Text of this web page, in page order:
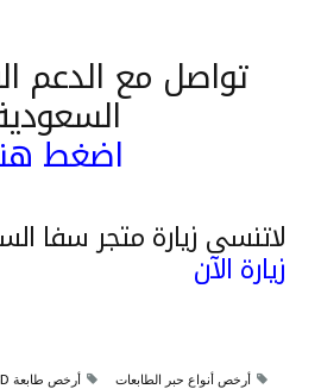
تواصل مع الدعم
اضغط
لاتنسى زيارة متجر سفا
زيارة الآن
أرخص أنواع حبر الطابعات أرخص طابعة 3D